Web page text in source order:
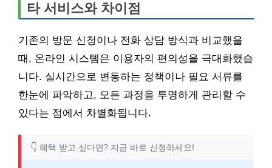
타 서비스와 차이점
기존의 방문 신청이나 전화 상담 방식과 비교했을
때, 온라인 시스템은 이용자의 편의성을 극대화했습
니다. 실시간으로 변동하는 정책이나 필요 서류를
한눈에 파악하고, 모든 과정을 투명하게 관리할 수
있다는 점에서 차별화됩니다.
👇 혜택 받고 싶다면? 지금 바로 신청하세요!